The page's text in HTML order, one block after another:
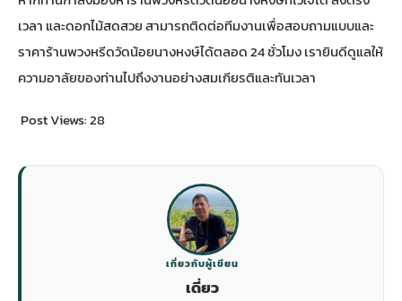
เวลา และดอกไม้สดสวย สามารถติดต่อทีมงานเพื่อสอบถามแบบและ
ราคาร้านพวงหรีดวัดน้อยนางหงษ์ได้ตลอด 24 ชั่วโมง เรายินดีดูแลให้
ความอาลัยของท่านไปถึงงานอย่างสมเกียรติและทันเวลา
Post Views:28
เกี่ยวกับผู้เขียน
เดี่ยว